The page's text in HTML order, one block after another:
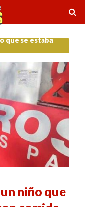
que se estaba
niño que